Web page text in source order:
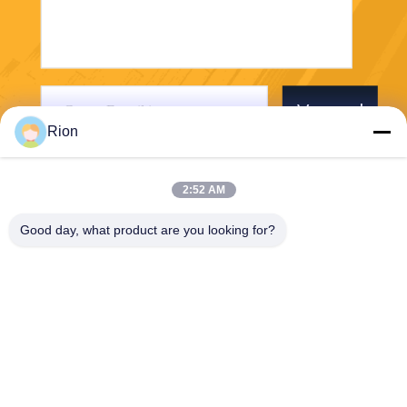
Verzend
Rion
2:52 AM
Good day, what product are you looking for?